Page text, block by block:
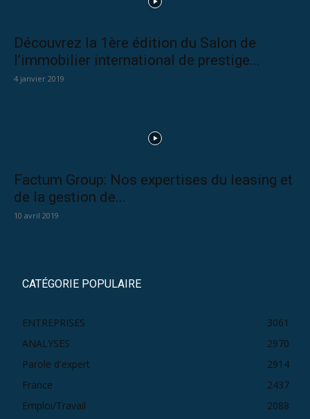
Découvrez la 1ère édition du Salon de
l’immobilier international de prestige...
4 janvier 2019
Factum Group: Nos expertises du leasing et
de la gestion de...
10 avril 2019
CATÉGORIE POPULAIRE
ENTREPRISES
3061
ANALYSES
2970
Parole d'expert
2914
France
2437
Emploi/Travail
2088